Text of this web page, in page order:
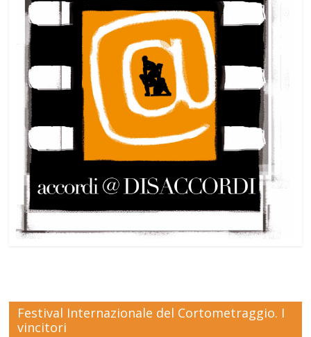
Festival Internazionale del Cortometraggio. I
vincitori